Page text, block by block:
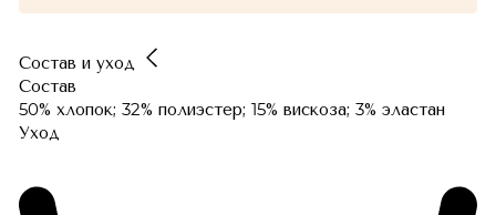
Состав и уход
Состав
50% хлопок; 32% полиэстер; 15% вискоза; 3% эластан
Уход